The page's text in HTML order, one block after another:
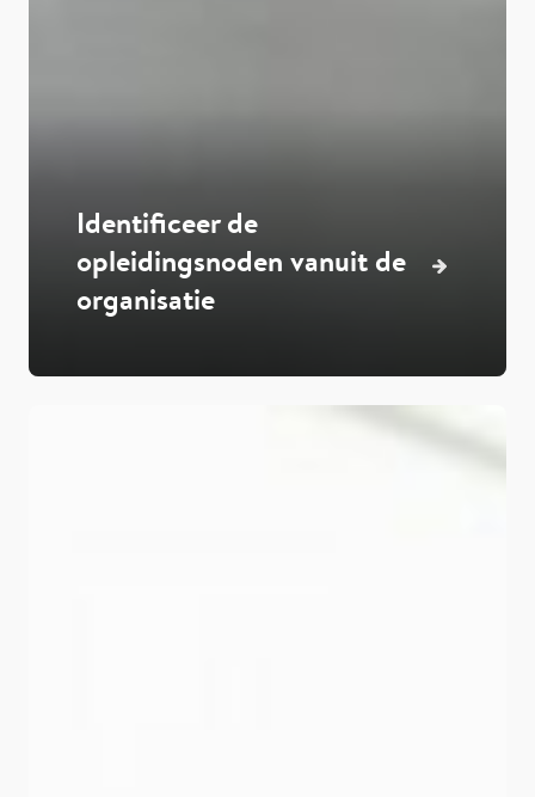
Identificeer de
opleidingsnoden vanuit de
organisatie